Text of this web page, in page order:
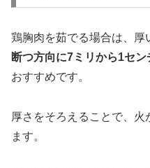
鶏胸肉を茹でる場合は、厚
断つ方向に7ミリから1セン
おすすめです。
厚さをそろえることで、火
ます。